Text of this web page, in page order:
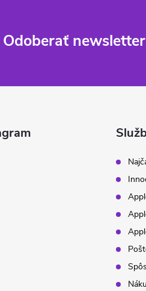
Odoberať newsletter